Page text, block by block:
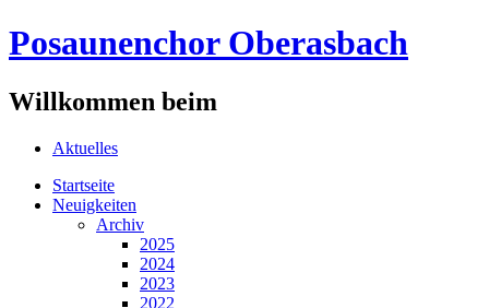
Posaunenchor Oberasbach
Willkommen beim
Aktuelles
Startseite
Neuigkeiten
Archiv
2025
2024
2023
2022